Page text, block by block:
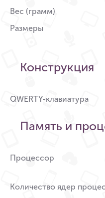
Вес (грамм)
Размеры
Конструкция
QWERTY-клавиатура
Память и
Процессор
Количество ядер